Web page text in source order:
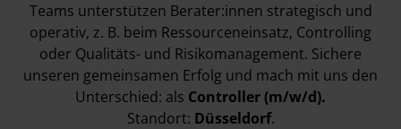
Teams unterstützen Berater:innen strategisch und
operativ, z. B. beim Ressourceneinsatz, Controlling
oder Qualitäts- und Risikomanagement. Sichere
unseren gemeinsamen Erfolg und mach mit uns den
Unterschied: als Controller (m/w/d).
Standort: Düsseldorf.